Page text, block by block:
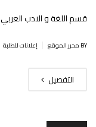
قسم اللغة و الادب العربي
BY محرر الموقع إعلانات للطلبة
التفصيل